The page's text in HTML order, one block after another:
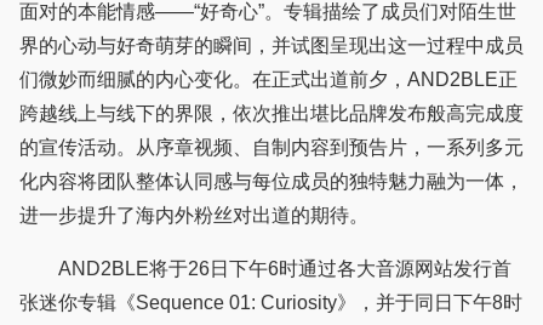
面对的本能情感——“好奇心”。专辑描绘了成员们对陌生世
界的心动与好奇萌芽的瞬间，并试图呈现出这一过程中成员
们微妙而细腻的内心变化。在正式出道前夕，AND2BLE正
跨越线上与线下的界限，依次推出堪比品牌发布般高完成度
的宣传活动。从序章视频、自制内容到预告片，一系列多元
化内容将团队整体认同感与每位成员的独特魅力融为一体，
进一步提升了海内外粉丝对出道的期待。
AND2BLE将于26日下午6时通过各大音源网站发行首
张迷你专辑《Sequence 01: Curiosity》，并于同日下午8时